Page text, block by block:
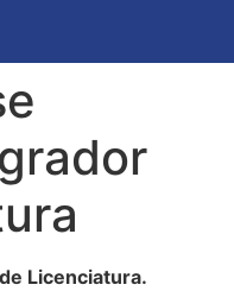
Licenciatura.